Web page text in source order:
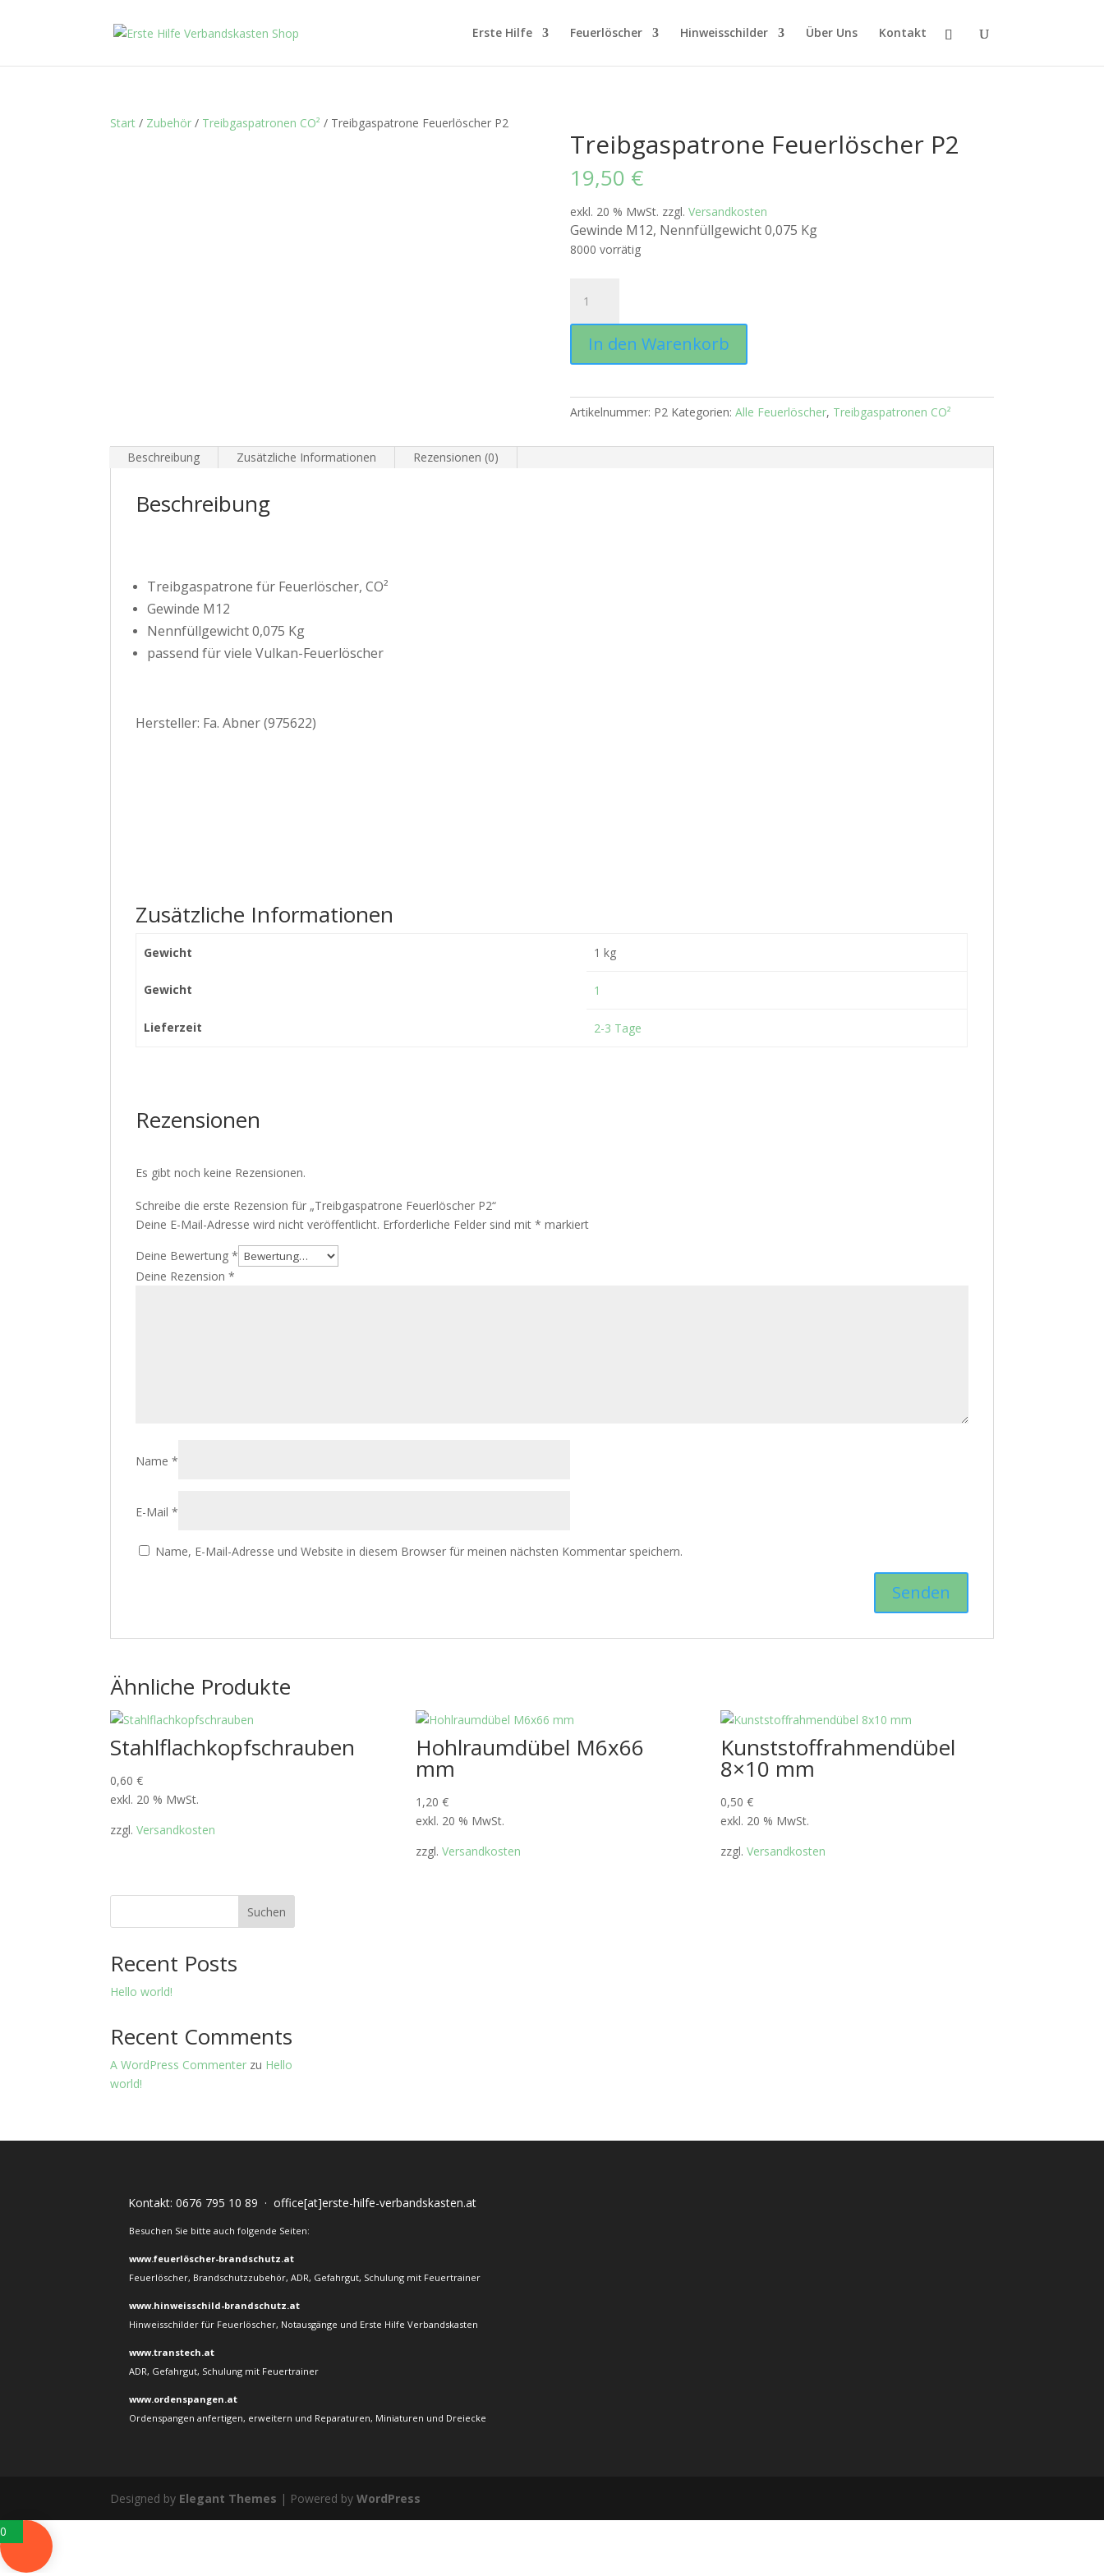
Erste Hilfe Feuerlöscher Hinweisschilder Über Uns Kontakt
Start / Zubehör / Treibgaspatronen CO² / Treibgaspatrone Feuerlöscher P2
Treibgaspatrone Feuerlöscher P2
19,50 €
exkl. 20 % MwSt. zzgl. Versandkosten
Gewinde M12, Nennfüllgewicht 0,075 Kg
8000 vorrätig
Feuerlöscher
P2
MengeIn den Warenkorb
Artikelnummer: P2 Kategorien: Alle Feuerlöscher, Treibgaspatronen CO²
Beschreibung Zusätzliche Informationen Rezensionen (0)
Beschreibung
Treibgaspatrone für Feuerlöscher, CO²
Gewinde M12
Nennfüllgewicht 0,075 Kg
passend für viele Vulkan-Feuerlöscher
Hersteller: Fa. Abner (975622)
Zusätzliche Informationen
Gewicht 1 kg
Gewicht 1
Lieferzeit 2-3 Tage
Rezensionen
Es gibt noch keine Rezensionen.
Schreibe die erste Rezension für „Treibgaspatrone Feuerlöscher P2“
Deine E-Mail-Adresse wird nicht veröffentlicht. Erforderliche Felder sind mit* markiert
Deine Bewertung*
Deine Rezension*
Name*
E-Mail*
Name, E-Mail-Adresse und Website in diesem Browser für meinen nächsten Kommentar speichern.
Ähnliche Produkte
Stahlflachkopfschrauben
0,60€
exkl. 20 % MwSt.
zzgl.Versandkosten
Hohlraumdübel M6x66
mm
1,20 €
exkl. 20 % MwSt.
zzgl. Versandkosten
Kunststoffrahmendübel
8×10 mm
0,50€
exkl. 20 % MwSt.
zzgl.Versandkosten
Suchen
Recent Posts
Hello world!
Recent Comments
A WordPress Commenter zu Hello
world!
Kontakt:0676 795 10 89 ·office[at]erste-hilfe-verbandskasten.at
Besuchen Sie bitte auch folgende Seiten:
www.feuerlöscher-brandschutz.at
Feuerlöscher, Brandschutzzubehör, ADR, Gefahrgut, Schulung mit Feuertrainer
www.hinweisschild-brandschutz.at
Hinweisschilder für Feuerlöscher, Notausgänge und Erste Hilfe Verbandskasten
www.transtech.at
ADR, Gefahrgut, Schulung mit Feuertrainer
www.ordenspangen.at
Ordenspangen anfertigen, erweitern und Reparaturen, Miniaturen und Dreiecke
Designed by Elegant Themes | Powered byWordPress
0